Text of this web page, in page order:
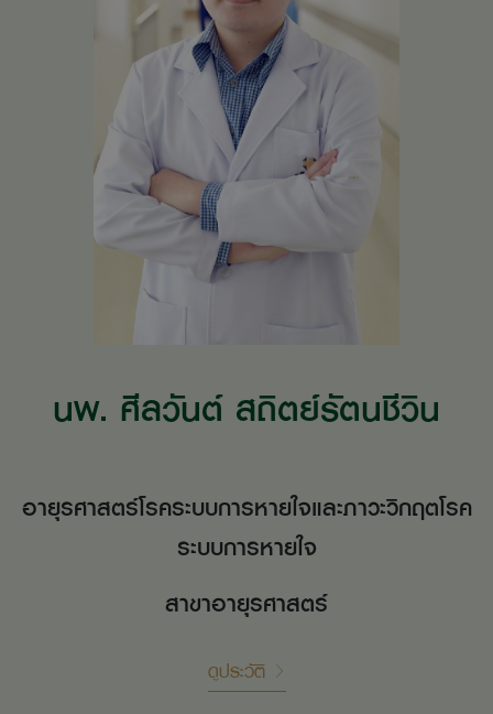
นพ. ศีลวันต์ สถิตย์รัตนชีวิน
อายุรศาสตร์โรคระบบการหายใจและภาวะวิกฤตโรค
ระบบการหายใจ
สาขาอายุรศาสตร์
ดูประวัติ